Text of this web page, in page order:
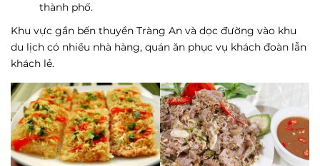
thành phố.
Khu vực gần bến thuyền Tràng An và dọc đường vào khu
du lịch có nhiều nhà hàng, quán ăn phục vụ khách đoàn lẫn
khách lẻ.